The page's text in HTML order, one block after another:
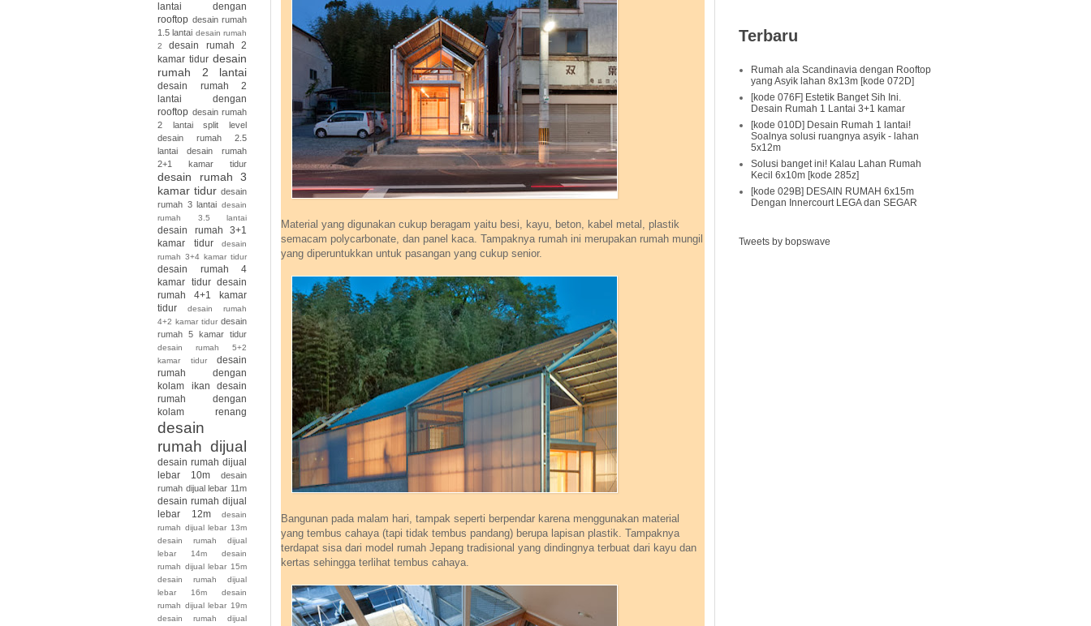
Material yang digunakan cukup beragam yaitu besi, kayu, beton, kabel metal, plastik
semacam polycarbonate, dan panel kaca. Tampaknya rumah ini merupakan rumah mungil
yang diperuntukkan untuk pasangan yang cukup senior.
Bangunan pada malam hari, tampak seperti berpendar karena menggunakan material
yang tembus cahaya (tapi tidak tembus pandang) berupa lapisan plastik. Tampaknya
terdapat sisa dari model rumah Jepang tradisional yang dindingnya terbuat dari kayu dan
kertas sehingga terlihat tembus cahaya.
lantai dengan
rooftop desain rumah
1.5 lantai desain rumah
2
desain rumah 2
kamar tidur desain
rumah 2 lantai
desain rumah 2
lantai dengan
rooftop desain rumah
2 lantai split level
desain rumah 2.5
lantai
desain rumah
2+1 kamar tidur
desain rumah 3
kamar tidur desain
rumah 3 lantai desain
rumah 3.5 lantai
desain rumah 3+1
kamar tidur
desain
rumah 3+4 kamar tidur
desain rumah 4
kamar tidur desain
rumah 4+1 kamar
tidur
desain rumah
4+2 kamar tidur desain
rumah 5 kamar tidur
desain rumah 5+2
kamar tidur
desain
rumah dengan
kolam ikan
desain
rumah dengan
kolam renang
desain
rumah dijual
desain rumah dijual
lebar 10m
desain
rumah dijual lebar 11m
desain rumah dijual
lebar 12m
desain
rumah dijual lebar 13m
desain rumah dijual
lebar 14m
desain
rumah dijual lebar 15m
desain rumah dijual
lebar 16m
desain
rumah dijual lebar 19m
desain rumah dijual
Terbaru
Rumah ala Scandinavia dengan Rooftop
yang Asyik lahan 8x13m [kode 072D]
[kode 076F] Estetik Banget Sih Ini.
Desain Rumah 1 Lantai 3+1 kamar
[kode 010D] Desain Rumah 1 lantai!
Soalnya solusi ruangnya asyik - lahan
5x12m
Solusi banget ini! Kalau Lahan Rumah
Kecil 6x10m [kode 285z]
[kode 029B] DESAIN RUMAH 6x15m
Dengan Innercourt LEGA dan SEGAR
Tweets by bopswave